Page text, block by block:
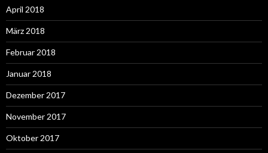
April 2018
März 2018
Februar 2018
Januar 2018
Dezember 2017
November 2017
Oktober 2017